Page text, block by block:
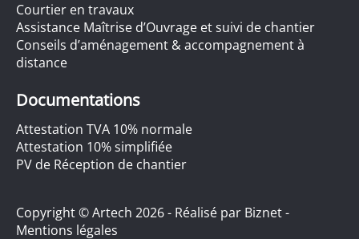
Courtier en travaux
Assistance Maîtrise d’Ouvrage et suivi de chantier
Conseils d’aménagement & accompagnement à
distance
Documentations
Attestation TVA 10% normale
Attestation 10% simplifiée
PV de Réception de chantier
Copyright © Artech 2026 - Réalisé par Biznet-
Mentions légales